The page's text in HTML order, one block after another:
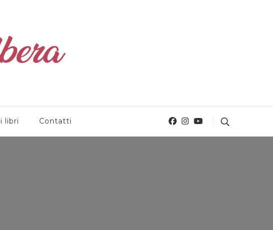
libri Contatti